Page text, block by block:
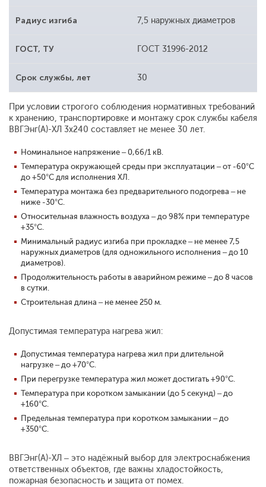
Радиус изгиба 7,5 наружных диаметров
ГОСТ, ТУ ГОСТ 31996-2012
Срок службы, лет 30
При условии строгого соблюдения нормативных требований
к хранению, транспортировке и монтажу срок службы кабеля
ВВГЭнг(А)-ХЛ 3x240 составляет не менее 30 лет.
Номинальное напряжение – 0,66/1 кВ.
Температура окружающей среды при эксплуатации – от -60°С
до +50°С для исполнения ХЛ.
Температура монтажа без предварительного подогрева – не
ниже -30°С.
Относительная влажность воздуха – до 98% при температуре
+35°С.
Минимальный радиус изгиба при прокладке – не менее 7,5
наружных диаметров (для одножильного исполнения – до 10
диаметров).
Продолжительность работы в аварийном режиме – до 8 часов
в сутки.
Строительная длина – не менее 250 м.
Допустимая температура нагрева жил:
Допустимая температура нагрева жил при длительной
нагрузке – до +70°С.
При перегрузке температура жил может достигать +90°С.
Температура при коротком замыкании (до 5 секунд) – до
+160°С.
Предельная температура при коротком замыкании – до
+350°С.
ВВГЭнг(А)-ХЛ – это надёжный выбор для электроснабжения
ответственных объектов, где важны хладостойкость,
пожарная безопасность и защита от помех.